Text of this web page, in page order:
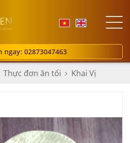
ngay: 02873047463
Thực đơn ăn tối Khai Vị